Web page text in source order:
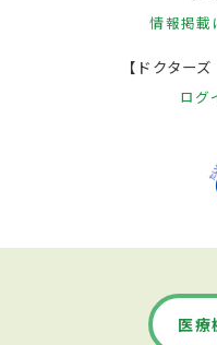
情報掲載
【ドクター
ログ
医療